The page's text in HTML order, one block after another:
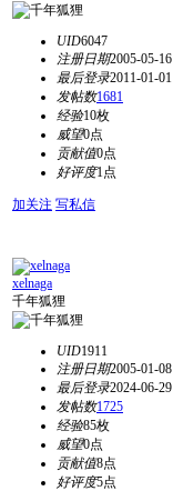
UID6047
注册日期2005-05-16
最后登录2011-01-01
发帖数1681
经验10枚
威望0点
贡献值0点
好评度1点
加关注 写私信
xelnaga
千年狐狸
UID1911
注册日期2005-01-08
最后登录2024-06-29
发帖数1725
经验85枚
威望0点
贡献值8点
好评度5点